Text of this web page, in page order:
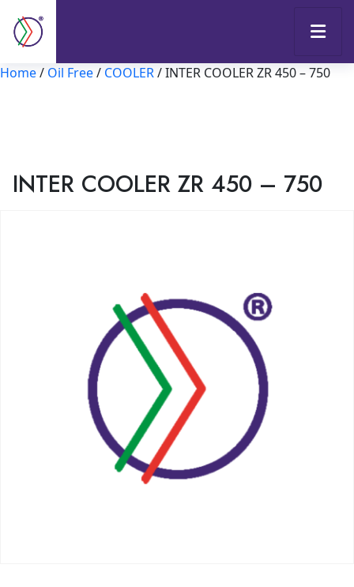
Home/ Oil Free/ COOLER/ INTER COOLER ZR 450 – 750
INTER COOLER ZR 450 – 750